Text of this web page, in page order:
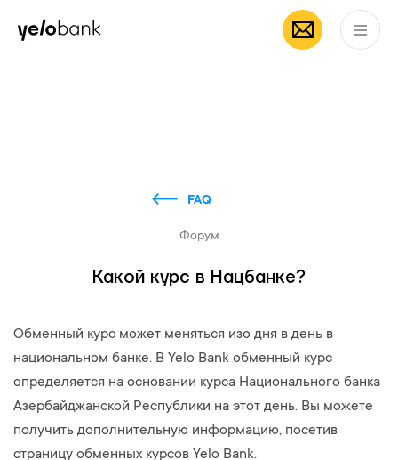
Частным лицам
FAQ
Форум
Какой курс в Нацбанке?
Обменный курс может меняться изо дня в день в
национальном банке. В Yelo Bank обменный курс
определяется на основании курса Национального банка
Азербайджанской Республики на этот день. Вы можете
получить дополнительную информацию, посетив
страницу обменных курсов Yelo Bank.